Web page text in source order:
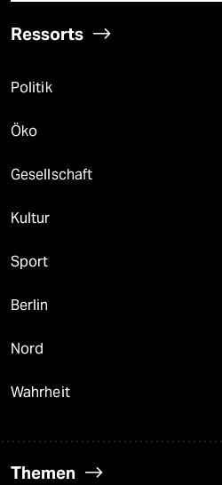
Ressorts
Politik
Öko
Gesellschaft
Kultur
Sport
Berlin
Nord
Wahrheit
Themen